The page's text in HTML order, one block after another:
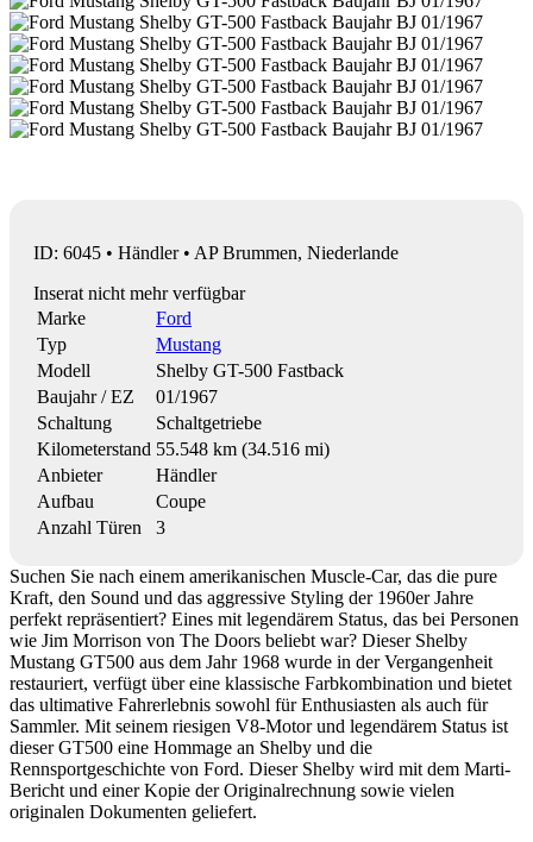
ID: 6045 • Händler • AP Brummen, Niederlande
Inserat nicht mehr verfügbar
Marke
Ford
Typ
Mustang
Modell
Shelby GT-500 Fastback
Baujahr / EZ
01/1967
Schaltung
Schaltgetriebe
Kilometerstand 55.548 km (34.516 mi)
Anbieter
Händler
Aufbau
Coupe
Anzahl Türen
3
Suchen Sie nach einem amerikanischen Muscle-Car, das die pure
Kraft, den Sound und das aggressive Styling der 1960er Jahre
perfekt repräsentiert? Eines mit legendärem Status, das bei Personen
wie Jim Morrison von The Doors beliebt war? Dieser Shelby
Mustang GT500 aus dem Jahr 1968 wurde in der Vergangenheit
restauriert, verfügt über eine klassische Farbkombination und bietet
das ultimative Fahrerlebnis sowohl für Enthusiasten als auch für
Sammler. Mit seinem riesigen V8-Motor und legendärem Status ist
dieser GT500 eine Hommage an Shelby und die
Rennsportgeschichte von Ford. Dieser Shelby wird mit dem Marti-
Bericht und einer Kopie der Originalrechnung sowie vielen
originalen Dokumenten geliefert.